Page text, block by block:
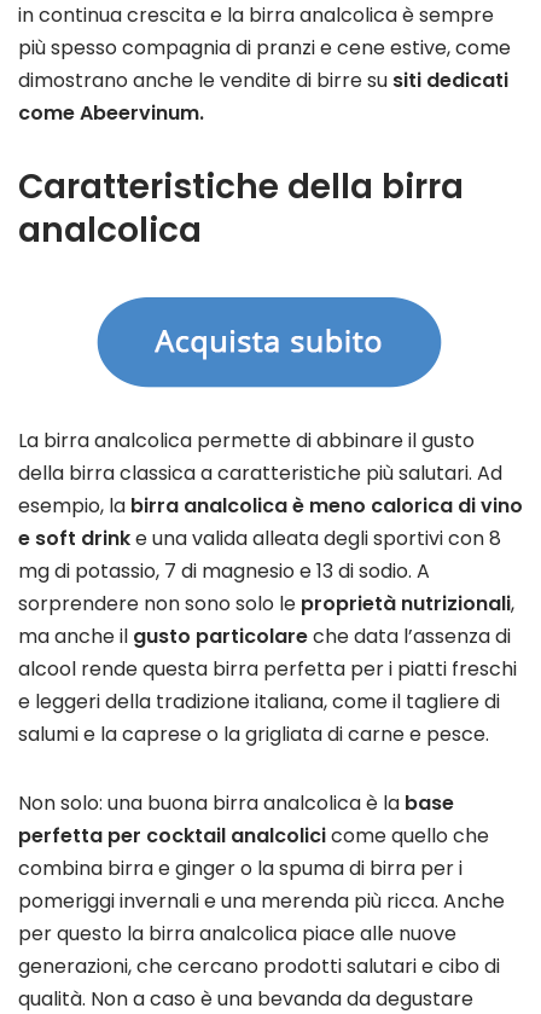
in continua crescita e la birra analcolica è sempre
più spesso compagnia di pranzi e cene estive, come
dimostrano anche le vendite di birre su siti dedicati
come Abeervinum.
Caratteristiche della birra
analcolica
La birra analcolica permette di abbinare il gusto
della birra classica a caratteristiche più salutari. Ad
esempio, la birra analcolica è meno calorica di vino
e soft drinke una valida alleata degli sportivi con 8
mg di potassio, 7 di magnesio e 13 di sodio. A
sorprendere non sono solo le proprietà nutrizionali,
ma anche il gusto particolareche data l’assenza di
alcool rende questa birra perfetta per i piatti freschi
e leggeri della tradizione italiana, come il tagliere di
salumi e la caprese o la grigliata di carne e pesce.
Non solo: una buona birra analcolica è la base
perfetta per cocktail analcolicicome quello che
combina birra e ginger o la spuma di birra per i
pomeriggi invernali e una merenda più ricca. Anche
per questo la birra analcolica piace alle nuove
generazioni, che cercano prodotti salutari e cibo di
qualità. Non a caso è una bevanda da degustare